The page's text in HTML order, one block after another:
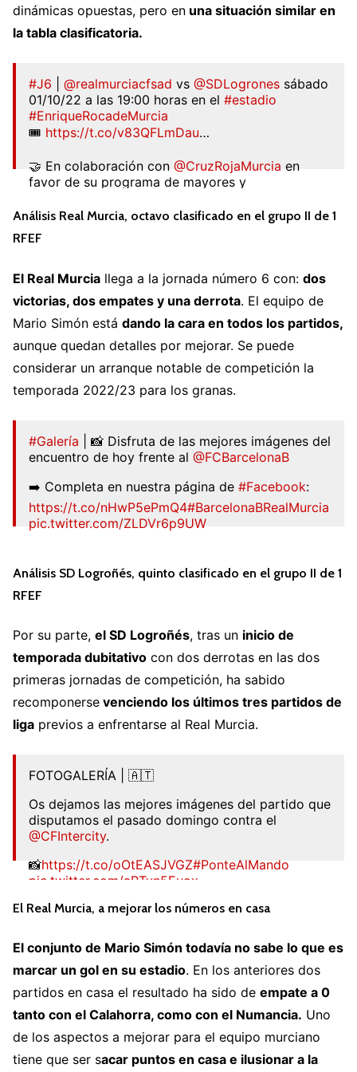
dinámicas opuestas, pero en una situación similar en
la tabla clasificatoria.
#J6 @realmurciacfsad vs @SDLogrones sábado
01/10/22 a las 19:00 horas en el #estadio
#EnriqueRocadeMurcia
🎟️ https://t.co/v83QFLmDau…
🤝 En colaboración con @CruzRojaMurcia en
favor de su programa de mayores y
#MayoresMuchoQueAportar#RealMurciaSDLogro
ñés
28, 2022
Análisis Real Murcia, octavo clasificado en el grupo II de 1
RFEF
El Real Murcia llega a la jornada número 6 con: dos
victorias, dos empates y una derrota. El equipo de
Mario Simón está dando la cara en todos los partidos,
aunque quedan detalles por mejorar. Se puede
considerar un arranque notable de competición la
temporada 2022/23 para los granas.
#Galería | 📸 Disfruta de las mejores imágenes del
encuentro de hoy frente al @FCBarcelonaB
➡️ Completa en nuestra página de #Facebook:
https://t.co/nHwP5ePmQ4#BarcelonaBRealMurcia
pic.twitter.com/ZLDVr6p9UW
24, 2022
Análisis SD Logroñés, quinto clasificado en el grupo II de 1
RFEF
Por su parte, el SD Logroñés, tras un inicio de
temporada dubitativo con dos derrotas en las dos
primeras jornadas de competición, ha sabido
recomponerse venciendo los últimos tres partidos de
liga previos a enfrentarse al Real Murcia.
FOTOGALERÍA | 🇦🇹
Os dejamos las mejores imágenes del partido que
disputamos el pasado domingo contra el
@CFIntercity.
📸https://t.co/oOtEASJVGZ#PonteAlMando
pic.twitter.com/aRTyn5Euox
— SD Logroñés (@SDLogrones) September 27,
El Real Murcia, a mejorar los números en casa
El conjunto de Mario Simón todavía no sabe lo que es
marcar un gol en su estadio. En los anteriores dos
partidos en casa el resultado ha sido de empate a 0
tanto con el Calahorra, como con el Numancia. Uno
de los aspectos a mejorar para el equipo murciano
tiene que ser sacar puntos en casa e ilusionar a la